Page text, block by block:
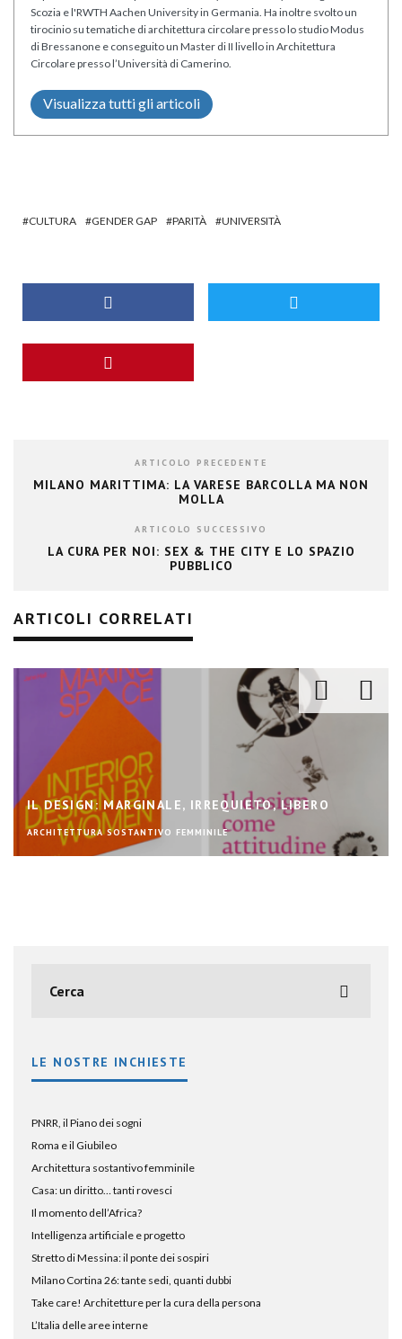
Scozia e l'RWTH Aachen University in Germania. Ha inoltre svolto un
tirocinio su tematiche di architettura circolare presso lo studio Modus
di Bressanone e conseguito un Master di II livello in Architettura
Circolare presso l’Università di Camerino.
Visualizza tutti gli articoli
CULTURA GENDER GAP PARITÀ UNIVERSITÀ
ARTICOLO PRECEDENTE
MILANO MARITTIMA: LA VARESE BARCOLLA MA NON
MOLLA
ARTICOLO SUCCESSIVO
LA CURA PER NOI: SEX & THE CITY E LO SPAZIO
PUBBLICO
ARTICOLI CORRELATI
IL DESIGN: MARGINALE, IRREQUIETO, LIBERO
ARCHITETTURA SOSTANTIVO FEMMINILE
LE NOSTRE INCHIESTE
PNRR, il Piano dei sogni
Roma e il Giubileo
Architettura sostantivo femminile
Casa: un diritto… tanti rovesci
Il momento dell’Africa?
Intelligenza artificiale e progetto
Stretto di Messina: il ponte dei sospiri
Milano Cortina 26: tante sedi, quanti dubbi
Take care! Architetture per la cura della persona
L’Italia delle aree interne